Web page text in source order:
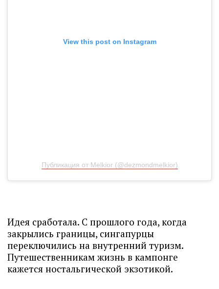
View this post on Instagram
Публикация от Melkior (@dezmondmelkior)
Идея сработала. С прошлого года, когда
закрылись границы, сингапурцы
переключились на внутренний туризм.
Путешественникам жизнь в кампонге
кажется ностальгической экзотикой.